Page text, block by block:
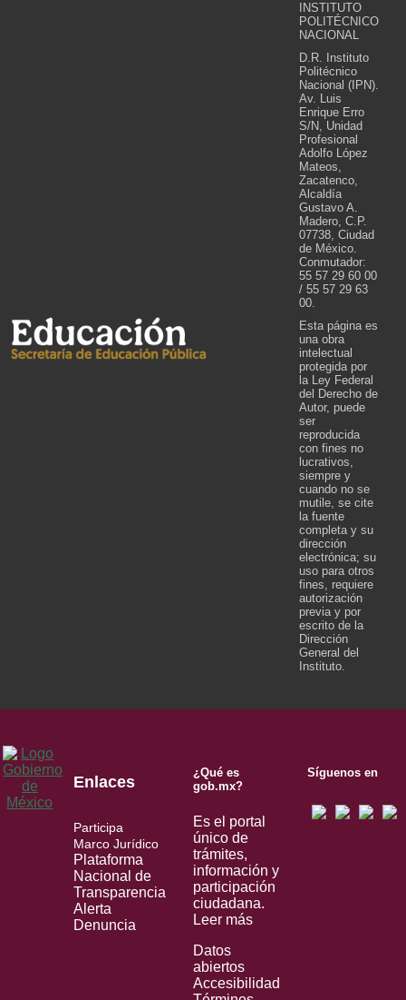
INSTITUTO
POLITÉCNICO
NACIONAL
D.R. Instituto
Politécnico
Nacional (IPN).
Av. Luis
Enrique Erro
S/N, Unidad
Profesional
Adolfo López
Mateos,
Zacatenco,
Alcaldía
Gustavo A.
Madero, C.P.
07738, Ciudad
de México.
Conmutador:
55 57 29 60 00
/ 55 57 29 63
00.
Esta página es
una obra
intelectual
protegida por
la Ley Federal
del Derecho de
Autor, puede
ser
reproducida
con fines no
lucrativos,
siempre y
cuando no se
mutile, se cite
la fuente
completa y su
dirección
electrónica; su
uso para otros
fines, requiere
autorización
previa y por
escrito de la
Dirección
General del
Instituto.
Enlaces
Participa
Marco Jurídico
Plataforma
Nacional de
Transparencia
Alerta
Denuncia
¿Qué es
gob.mx?
Es el portal
único de
trámites,
información y
participación
ciudadana.
Leer más
Datos
abiertos
Accesibilidad
Síguenos en